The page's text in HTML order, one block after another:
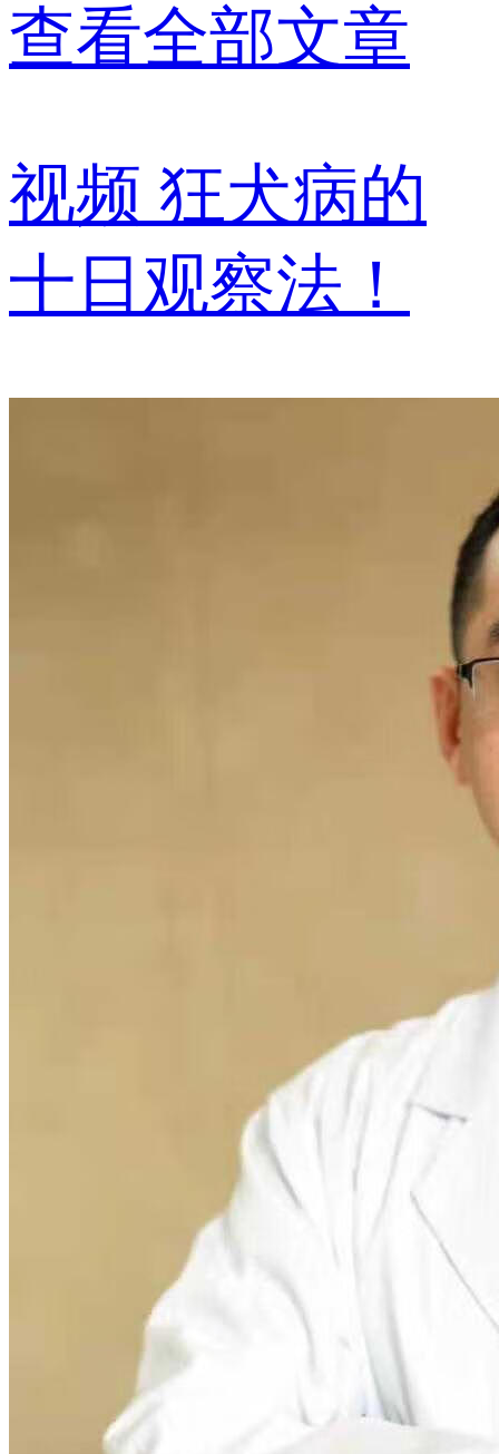
查看全部文章
视频 狂犬病的
十日观察法！